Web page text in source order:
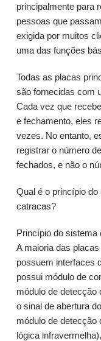
principalmente para
pessoas que
exigida por muitos
uma das funções
Todas as placas
são fornecidas com
Cada vez que
e fechamento, eles
vezes. No entanto,
registrar o número
fechados, e não o
Qual é o princípio
catracas?
Princípio do sistema
A maioria das
possuem interfaces
possui módulo de
módulo de detecção
o sinal de abertura
módulo de detecção
lógica